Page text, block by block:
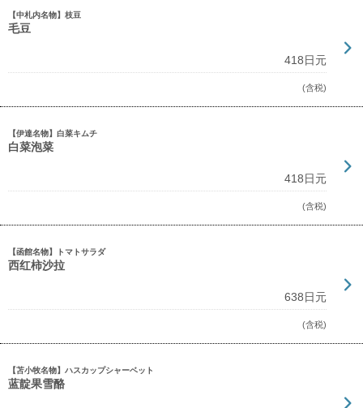
【中札内名物】枝豆
毛豆
418日元
(含税)
【伊達名物】白菜キムチ
白菜泡菜
418日元
(含税)
【函館名物】トマトサラダ
西红柿沙拉
638日元
(含税)
【苫小牧名物】ハスカップシャーベット
蓝靛果雪酪